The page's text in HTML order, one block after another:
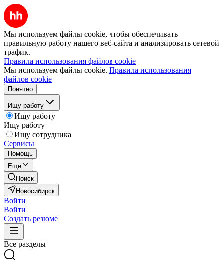
Мы используем файлы cookie, чтобы обеспечивать
правильную работу нашего веб-сайта и анализировать сетевой
трафик.
Правила использования файлов cookie
Мы используем файлы cookie. Правила использования
файлов cookie
Понятно
Ищу работу
Ищу работу
Ищу работу
Ищу сотрудника
Сервисы
Помощь
Ещё
Поиск
Новосибирск
Войти
Войти
Создать резюме
Все разделы